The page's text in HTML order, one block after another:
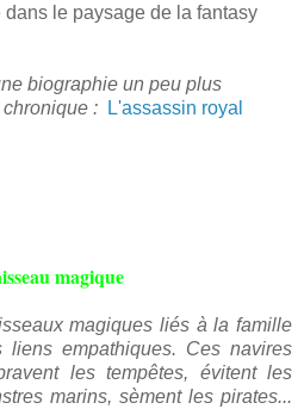
le paysage de la fantasy
biographie un peu plus
:
L'assassin royal
magique
magiques liés à la famille
empathiques. Ces navires
les tempêtes, évitent les
marins, sèment les pirates...